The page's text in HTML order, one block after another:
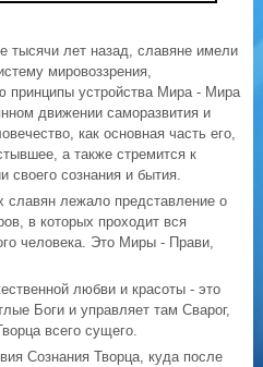
тысячи лет назад, славяне имели
мировоззрения,
устройства Мира - Мира
движении саморазвития и
как основная часть его,
а также стремится к
своего сознания и бытия.
славян лежало представление о
в которых проходит вся
человека. Это Миры - Прави,
любви и красоты - это
Боги и управляет там Сварог,
всего сущего.
Сознания Творца, куда после